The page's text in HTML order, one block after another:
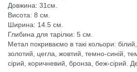
​Довжина: 31см.
​Висота: 8 см.
​Ширина: 14.5 см.
​Глибина для тарілки: 5 см.
Метал покриваємо в такі кольори:
золотий, цегла, жовтий, темно-синій,
сірий, коричневий, бронза, беж-сірий.